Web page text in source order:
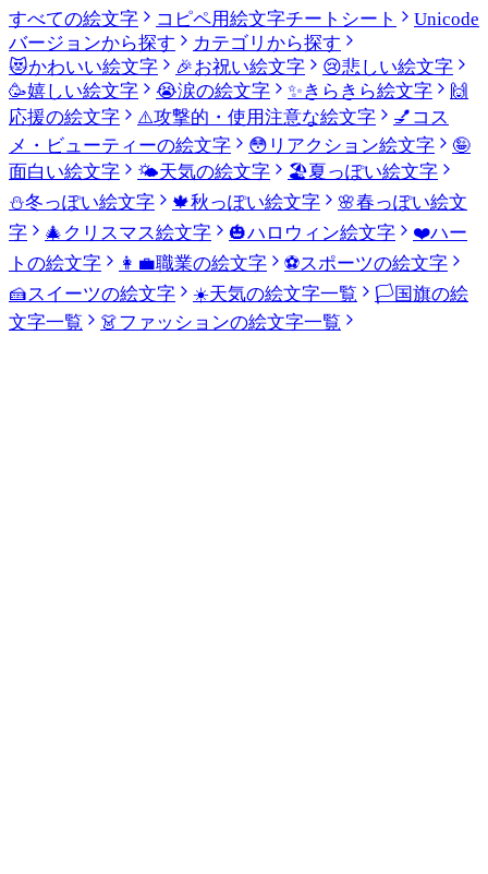
すべての絵文字
コピペ用絵文字チートシート
Unicode
バージョンから探す
カテゴリから探す
😻かわいい絵文字 🎉お祝い絵文字 😢悲しい絵文字
🥳嬉しい絵文字 😭涙の絵文字 ✨きらきら絵文字
🙌
応援の絵文字
⚠️攻撃的・使用注意な絵文字 💅 コス
メ・ビューティーの絵文字
😳 リアクション絵文字
🤪
面白い絵文字
🌤️天気の絵文字 🏖️夏っぽい絵文字
⛄冬っぽい絵文字 🍁秋っぽい絵文字 🌸春っぽい絵文
字
🎄 クリスマス絵文字 🎃ハロウィン絵文字 ❤️ハー
トの絵文字
👩‍💼職業の絵文字 ⚽スポーツの絵文字
🍰スイーツの絵文字 ☀️天気の絵文字一覧 🏳️国旗の絵
文字一覧
👗ファッションの絵文字一覧